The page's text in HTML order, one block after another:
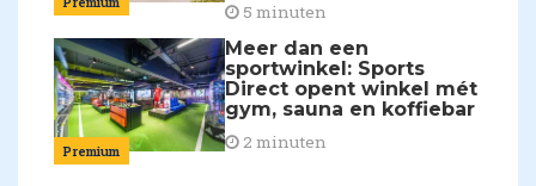
5 minuten
Premium
Meer dan een
sportwinkel: Sports
Direct opent winkel mét
gym, sauna en koffiebar
2 minuten